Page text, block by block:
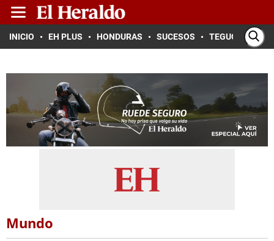
INICIO EH PLUS HONDURAS SUCESOS TEGUCIGALPA
Mundo